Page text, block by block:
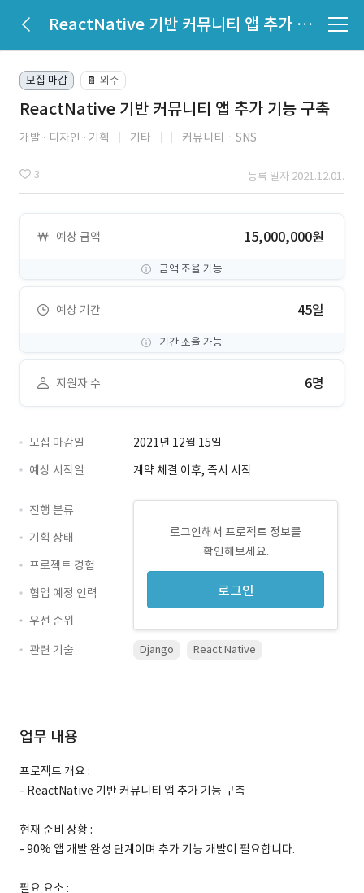
ReactNative 기반 커뮤니티 앱 추가 기능 구축
모집 마감 📔 외주
ReactNative 기반 커뮤니티 앱 추가 기능 구축
개발 디자인 기획 기타 커뮤니티ㆍSNS
3 등록 일자 2021.12.01.
예상 금액 15,000,000원
금액 조율 가능
예상 기간 45일
기간 조율 가능
지원자 수 6명
모집 마감일
2021년 12월 15일
예상 시작일
계약 체결 이후, 즉시 시작
로그인해서 프로젝트 정보를
확인해보세요.
로그인
진행 분류
기획 상태
프로젝트 경험
협업 예정 인력
우선 순위
관련 기술
Django React Native
업무 내용
프로젝트 개요 :
- ReactNative 기반 커뮤니티 앱 추가 기능 구축
현재 준비 상황 :
- 90% 앱 개발 완성 단계이며 추가 기능 개발이 필요합니다.
필요 요소 :